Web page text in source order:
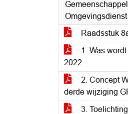
Raadsstuk
1. Was
2022
2. Concept
derde wijziging
3. Toelichting